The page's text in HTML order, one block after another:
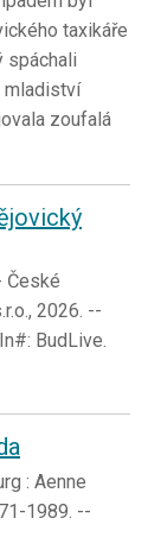
taxikáře
spáchali
mladiství
zoufalá
České
2026. --
BudLive.
: Aenne
1989. --